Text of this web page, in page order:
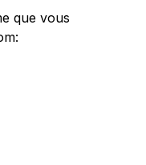
que vous